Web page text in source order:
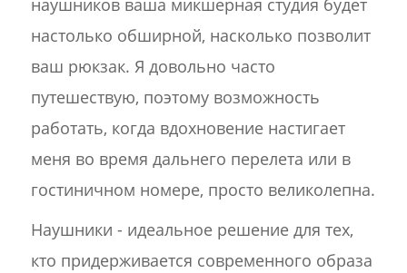
наушников ваша микшерная студия будет
настолько обширной, насколько позволит
ваш рюкзак. Я довольно часто
путешествую, поэтому возможность
работать, когда вдохновение настигает
меня во время дальнего перелета или в
гостиничном номере, просто великолепна.
Наушники - идеальное решение для тех,
кто придерживается современного образа